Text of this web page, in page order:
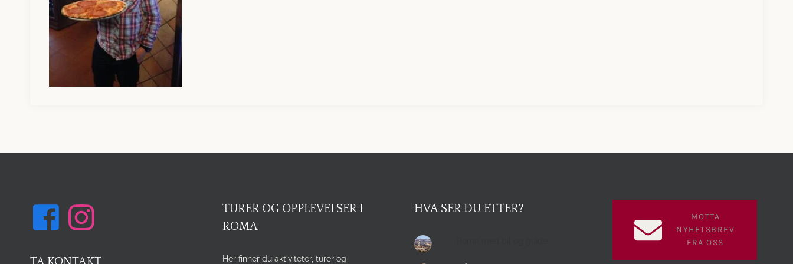
TURER OG OPPLEVELSER I
ROMA
Her finner du aktiviteter, turer og
HVA SER DU ETTER?
MOTTA
NYHETSBREV
FRA OSS